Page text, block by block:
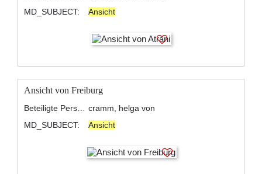
MD_SUBJECT:
Ansicht
Ansicht von Freiburg
cramm, helga von
MD_SUBJECT:
Ansicht